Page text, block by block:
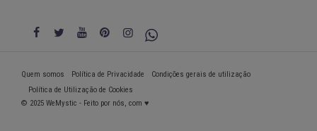
Quem somos Política de Privacidade
Condições gerais de utilização
Política de Utilização de Cookies
© 2025 WeMystic - Feito por nós, com ♥